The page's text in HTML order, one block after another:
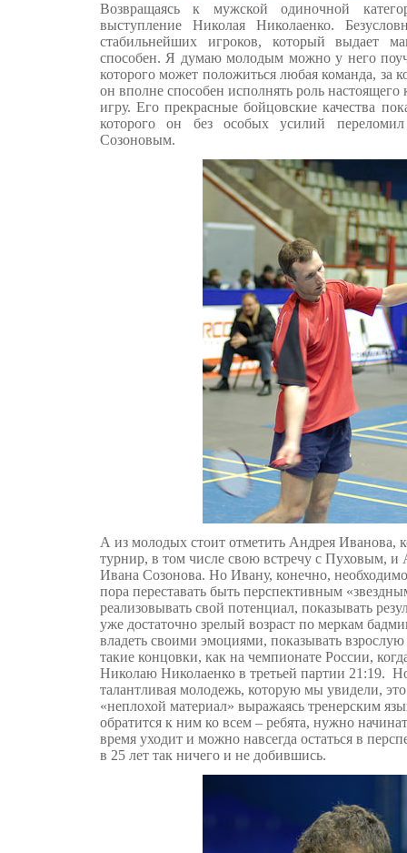
Возвращаясь к мужской одиночной
выступление Николая Николаенко.
стабильнейших игроков, который выдает
способен. Я думаю молодым можно у него
которого может положиться любая команда, за
он вполне способен исполнять роль
игру. Его прекрасные бойцовские качества
которого он без особых усилий
Созоновым.
А из молодых стоит отметить Андрея Иванова,
турнир, в том числе свою встречу с Пуховым, и
Ивана Созонова. Но Ивану, конечно,
пора переставать быть перспективным
реализовывать свой потенциал, показывать
уже достаточно зрелый возраст по меркам
владеть своими эмоциями, показывать
такие концовки, как на чемпионате России,
Николаю Николаенко в третьей партии 21:19.
талантливая молодежь, которую мы увидели,
«неплохой материал» выражаясь тренерским
обратится к ним ко всем – ребята, нужно
время уходит и можно навсегда остаться в
в 25 лет так ничего и не добившись.